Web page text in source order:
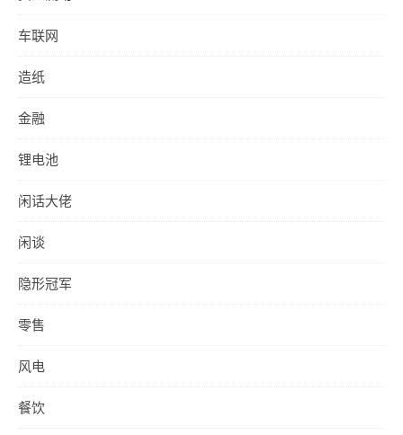
车联网
造纸
金融
锂电池
闲话大佬
闲谈
隐形冠军
零售
风电
餐饮